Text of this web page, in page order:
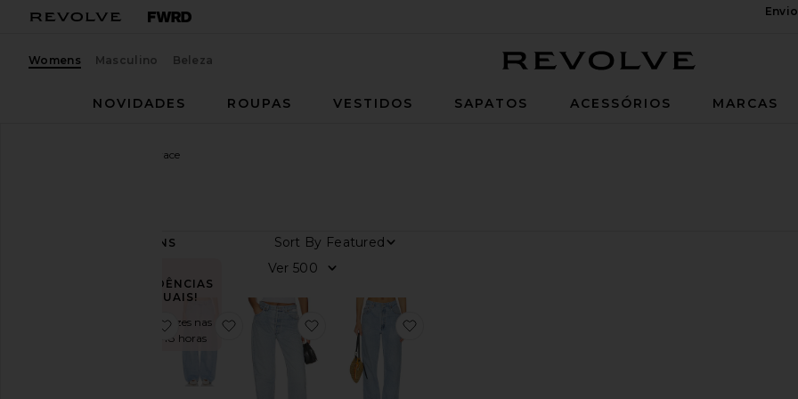
Womens Masculino Beleza
NOVIDADES
ROUPAS VESTIDOS SAPATOS ACESSÓRIOS MARCAS
Aligrace
ITENS
Sort By
TENDÊNCIAS
ATUAIS!
Vendido 5 vezes nas
últimas 48 horas
favoritoVintage Relaxed Split Jeans
favoritoVintage Barrel Wide Leg Jeans
favoritoVintage Brigette Jeans